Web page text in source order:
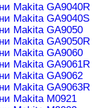
Makita GA9040R
Makita GA9040S
Makita GA9050
Makita GA9050R
Makita GA9060
Makita GA9061R
Makita GA9062
Makita GA9063R
Makita M0921